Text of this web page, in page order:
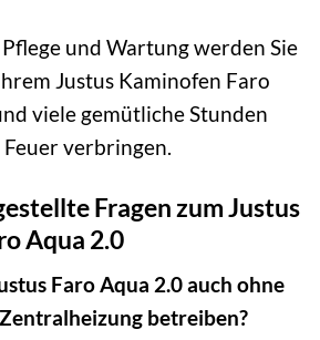
und Wartung werden Sie
Justus Kaminofen Faro
viele gemütliche Stunden
verbringen.
Fragen zum Justus
Aqua 2.0
Faro Aqua 2.0 auch ohne
betreiben?